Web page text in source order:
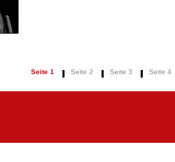
Seite 1 Seite 2 Seite 3 Seite 4